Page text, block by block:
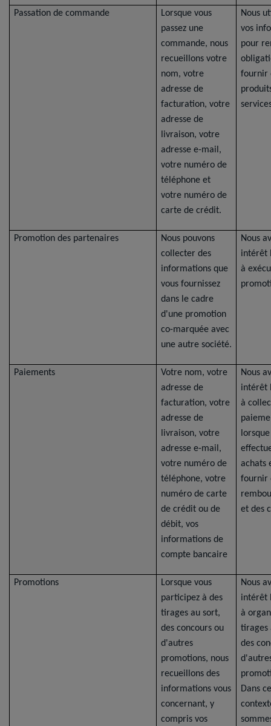
Passation de commande
Lorsque vous
passez une
commande, nous
recueillons votre
nom, votre
adresse de
facturation, votre
adresse de
livraison, votre
adresse e-mail,
votre numéro de
téléphone et
votre numéro de
carte de crédit.
Nous
vos
pour
fournir
Promotion des partenaires
Nous pouvons
collecter des
informations que
vous fournissez
dans le cadre
d'une promotion
co-marquée avec
une autre société.
Nous
intérêt
à
Paiements
Votre nom, votre
adresse de
facturation, votre
adresse de
livraison, votre
adresse e-mail,
votre numéro de
téléphone, votre
numéro de carte
de crédit ou de
débit, vos
informations de
compte bancaire
Nous
intérêt
à
achats
fournir
et des
Promotions
Lorsque vous
participez à des
tirages au sort,
des concours ou
d'autres
promotions, nous
recueillons des
informations vous
concernant, y
compris vos
Nous
intérêt
à
tirages
des
Dans